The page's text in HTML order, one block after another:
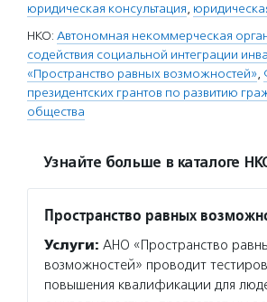
юридическая консультация,
НКО: Автономная некоммерческая
содействия социальной интеграции
«Пространство равных возможностей»,
президентских грантов по развитию
общества
Узнайте больше в каталоге
Пространство равных
Услуги: АНО «Пространство
возможностей» проводит
повышения квалификации для